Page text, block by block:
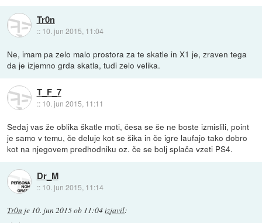
Tr0n
:: 10. jun 2015, 11:04
Ne, imam pa zelo malo prostora za te skatle in X1 je, zraven tega
da je izjemno grda skatla, tudi zelo velika.
T_F_7
:: 10. jun 2015, 11:11
Sedaj vas že oblika škatle moti, česa se še ne boste izmislili, point
je samo v temu, če deluje kot se šika in če igre laufajo tako dobro
kot na njegovem predhodniku oz. če se bolj splača vzeti PS4.
Dr_M
:: 10. jun 2015, 11:14
Tr0n je 10. jun 2015 ob 11:04izjavil: